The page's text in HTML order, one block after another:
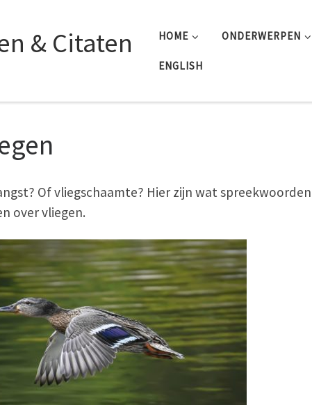
& Citaten HOME ONDERWERPEN
ENGLISH
Of vliegschaamte? Hier zijn wat
over vliegen.